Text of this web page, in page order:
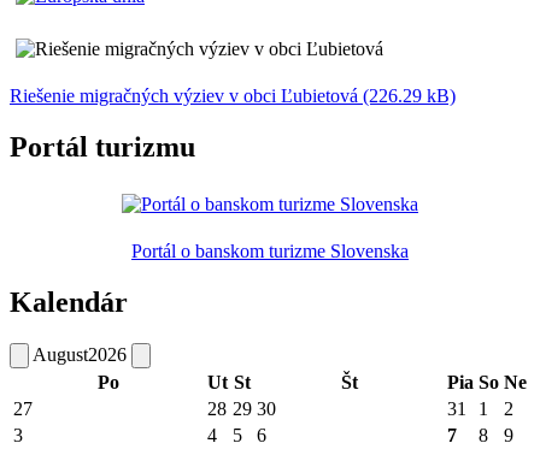
Riešenie migračných výziev v obci Ľubietová (226.29 kB)
Portál turizmu
Portál o banskom turizme Slovenska
Kalendár
August2026
Po
Ut St Št Pia So Ne
27
28 29 30 31 1
2
3
4 5 6 7 8
9